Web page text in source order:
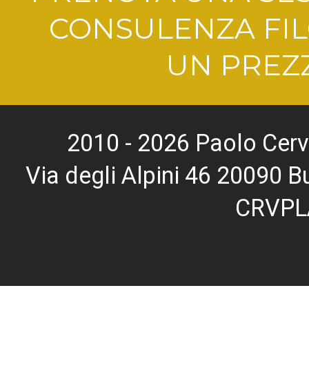
CONSULENZA
UN
2010 - 2026 Paolo
Via degli Alpini 46 20090